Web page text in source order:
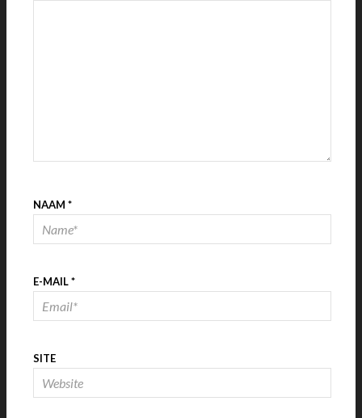
NAAM *
E-MAIL*
SITE